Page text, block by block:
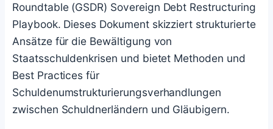
Roundtable (GSDR) Sovereign Debt Restructuring
Playbook. Dieses Dokument skizziert strukturierte
Ansätze für die Bewältigung von
Staatsschuldenkrisen und bietet Methoden und
Best Practices für
Schuldenumstrukturierungsverhandlungen
zwischen Schuldnerländern und Gläubigern.